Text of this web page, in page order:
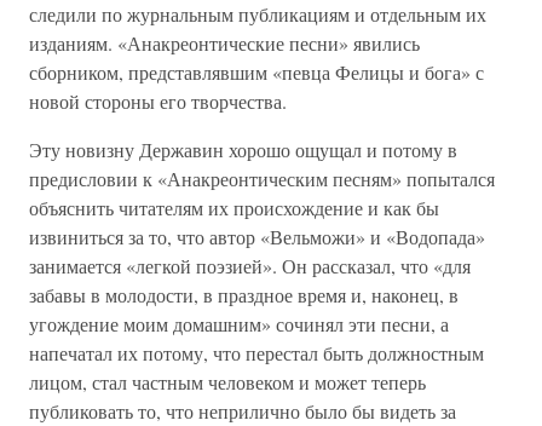
следили по журнальным публикациям и отдельным их
изданиям. «Анакреонтические песни» явились
сборником, представлявшим «певца Фелицы и бога» с
новой стороны его творчества.
Эту новизну Державин хорошо ощущал и потому в
предисловии к «Анакреонтическим песням» попытался
объяснить читателям их происхождение и как бы
извиниться за то, что автор «Вельможи» и «Водопада»
занимается «легкой поэзией». Он рассказал, что «для
забавы в молодости, в праздное время и, наконец, в
угождение моим домашним» сочинял эти песни, а
напечатал их потому, что перестал быть должностным
лицом, стал частным человеком и может теперь
публиковать то, что неприлично было бы видеть за